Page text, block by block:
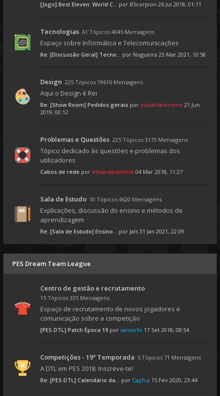
[Jogo] Best Eleven: World C... por BScorpion 26 Jul 2018, 01:11
Tecnologias 61 Tópicos 4045 Mensagens
Espaço sobre Informática e Telecomunicações
Re: [Discussão Geral] Tecno... por Nogueira 23 Mar 2021, 10:58
Design 225 Tópicos 19616 Mensagens
Aqui o Design é Rei
Re: [Show Room] Pedidos gerais por eduardextreme 21 Jun
2019, 00:12
Problemas e Questões 225 Tópicos 3173 Mensagens
Tópico dedicado às questões e problemas dos
utilizadores
Cabos de rede por eduardextreme 04 Mar 2018, 11:27
Sala de Estudo 10 Tópicos 4620 Mensagens
Explicações, discussão do ensino e métodos de
aprendizagem
Re: [Sala de Estudo] Ensino... por Jals 31 Jan 2021, 22:09
PES Dream Team League
Centro de gestão e recrutamento
15 Tópicos 335 Mensagens
Espaço de recrutamento de novos jogadores e
comunicação sobre a competição
[PES DTL] Patch Época 19 por santorfo 17 Set 2018, 08:54
Competições - 19ª Temporada 5 Tópicos 71 Mensagens
A DTL em PES 2018. Inscreve-te!
Re: [PES DTL] Calendário da... por Capfca 15 Fev 2020, 23:44